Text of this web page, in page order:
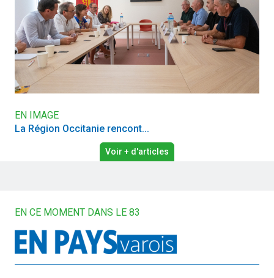
EN IMAGE
La Région Occitanie rencont...
Voir + d'articles
EN CE MOMENT DANS LE 83